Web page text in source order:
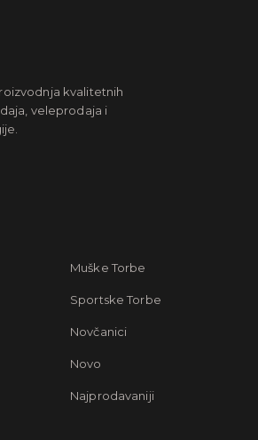
kvalitetnih
veleprodaja i
Muške Torbe
Sportske Torbe
Novčanici
Novo
Najprodavaniji